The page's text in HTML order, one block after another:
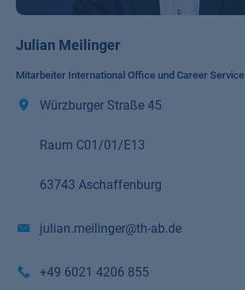
Julian Meilinger
Mitarbeiter International Office und Career Service
Würzburger Straße 45
Raum C01/01/E13
63743 Aschaffenburg
julian.meilinger@th-ab.de
+49 6021 4206 855